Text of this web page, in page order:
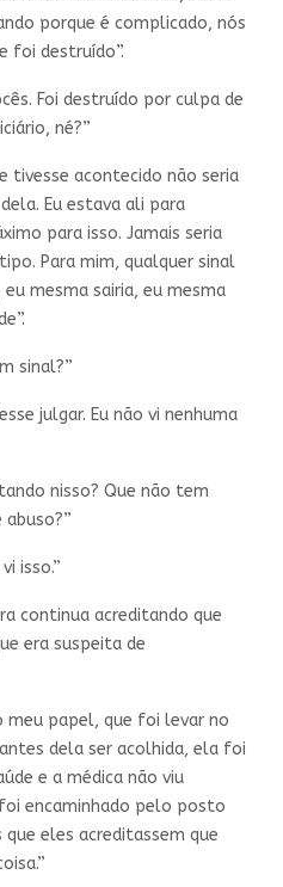
porque é complicado, nós
foi destruído”.
Foi destruído por culpa de
né?”
tivesse acontecido não seria
Eu estava ali para
para isso. Jamais seria
Para mim, qualquer sinal
mesma sairia, eu mesma
sinal?”
julgar. Eu não vi nenhuma
nisso? Que não tem
isso.”
continua acreditando que
era suspeita de
meu papel, que foi levar no
dela ser acolhida, ela foi
e a médica não viu
encaminhado pelo posto
que eles acreditassem que